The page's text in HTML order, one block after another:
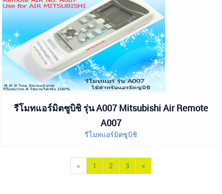
รีโมทแอร์มิตซูบิชิ รุ่น A007 Mitsubishi Air Remote
A007
รีโมทแอร์มิตซูบิชิ
« 1 2 3 »